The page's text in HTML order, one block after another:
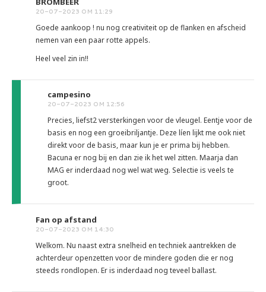
20-07-2023 OM 11:29
Goede aankoop ! nu nog creativiteit op de flanken en afscheid
nemen van een paar rotte appels.
Heel veel zin in!!
campesino
20-07-2023 OM 12:56
Precies, liefst2 versterkingen voor de vleugel. Eentje voor de
basis en nog een groeibriljantje. Deze líen lijkt me ook niet
direkt voor de basis, maar kun je er prima bij hebben.
Bacuna er nog bij en dan zie ik het wel zitten. Maarja dan
MAG er inderdaad nog wel wat weg. Selectie is veels te
groot.
Fan op afstand
20-07-2023 OM 14:30
Welkom. Nu naast extra snelheid en techniek aantrekken de
achterdeur openzetten voor de mindere goden die er nog
steeds rondlopen. Er is inderdaad nog teveel ballast.